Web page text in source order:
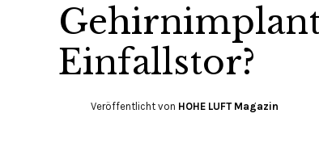
Einfallstor?
Veröffentlicht von HOHE LUFT Magazin